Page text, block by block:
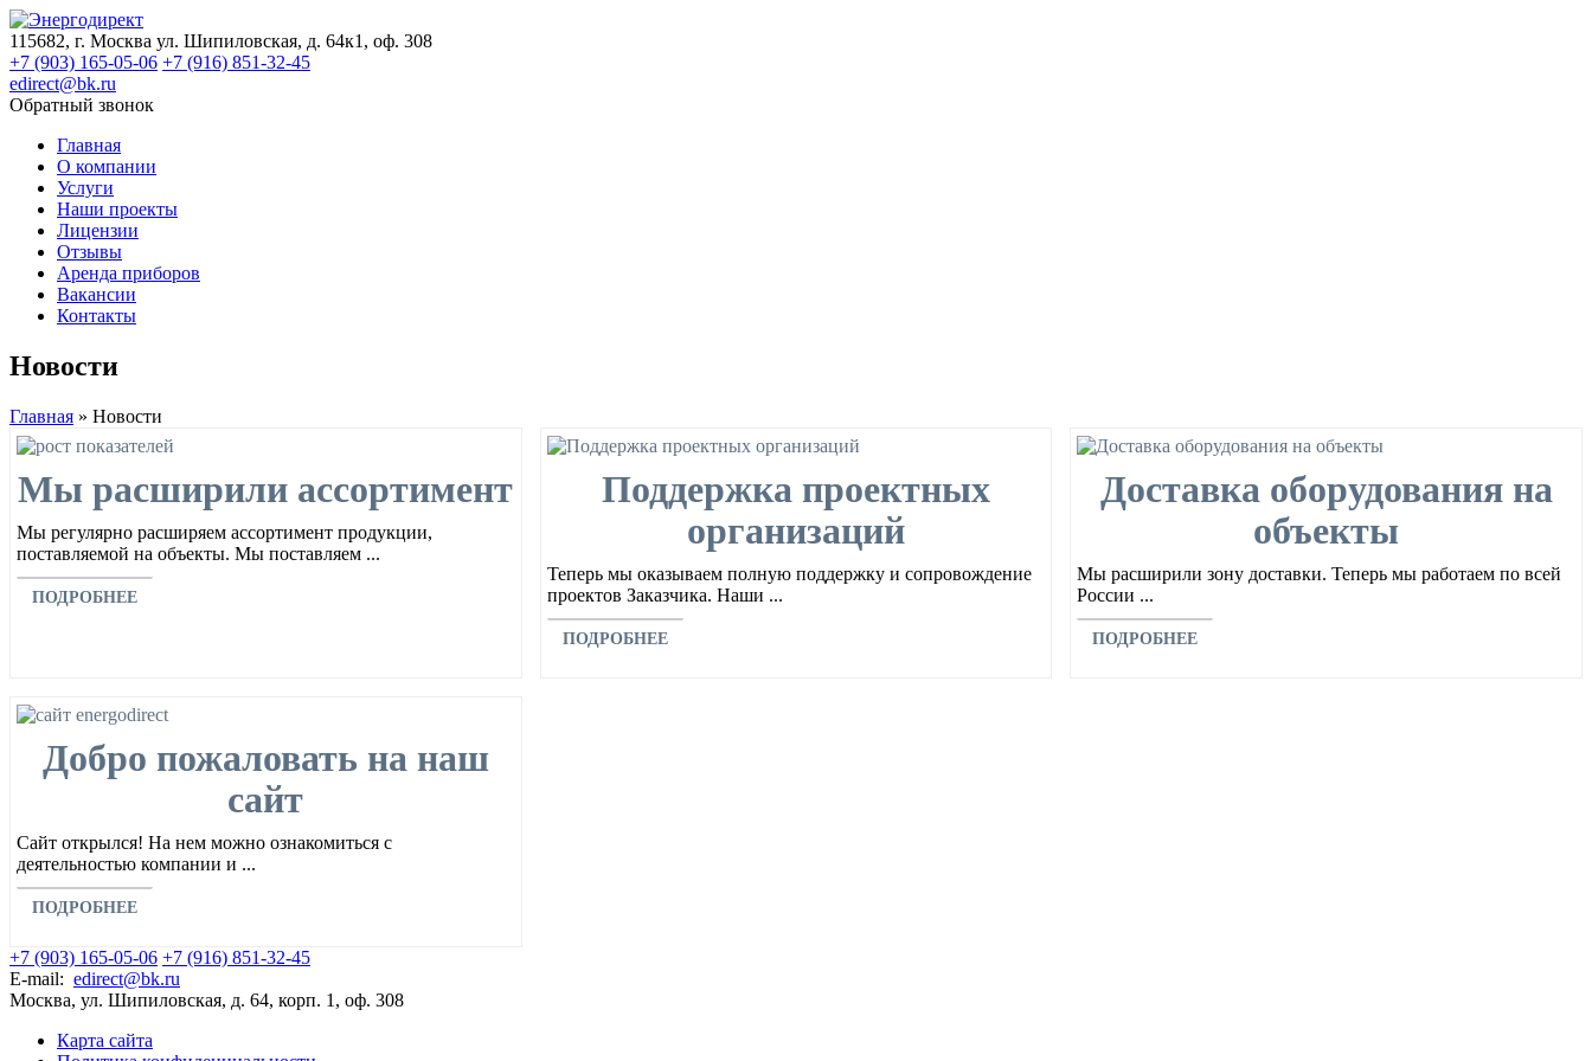
115682, г. Москва ул. Шипиловская, д. 64к1, оф. 308
+7 (903) 165-05-06 +7 (916) 851-32-45
edirect@bk.ru
Обратный звонок
Главная
О компании
Услуги
Наши проекты
Лицензии
Отзывы
Аренда приборов
Вакансии
Контакты
Новости
Главная » Новости
Мы расширили ассортимент
Мы регулярно расширяем ассортимент продукции,
поставляемой на объекты. Мы поставляем ...
ПОДРОБНЕЕ
Поддержка проектных
организаций
Теперь мы оказываем полную поддержку и сопровождение
проектов Заказчика. Наши ...
ПОДРОБНЕЕ
Доставка оборудования на
объекты
Мы расширили зону доставки. Теперь мы работаем по всей
России ...
ПОДРОБНЕЕ
Добро пожаловать на наш
сайт
Сайт открылся! На нем можно ознакомиться с
деятельностью компании и ...
ПОДРОБНЕЕ
+7 (903) 165-05-06 +7 (916) 851-32-45
E-mail: edirect@bk.ru
Москва, ул. Шипиловская, д. 64, корп. 1, оф. 308
Карта сайта